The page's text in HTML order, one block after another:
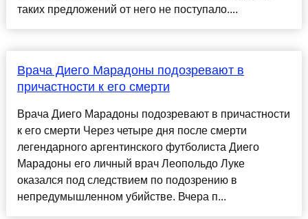
таких предложений от него не поступало....
Врача Диего Марадоны подозревают в
причастности к его смерти
Врача Диего Марадоны подозревают в причастности
к его смерти Через четыре дня после смерти
легендарного аргентинского футболиста Диего
Марадоны его личный врач Леопольдо Луке
оказался под следствием по подозрению в
непредумышленном убийстве. Вчера п...